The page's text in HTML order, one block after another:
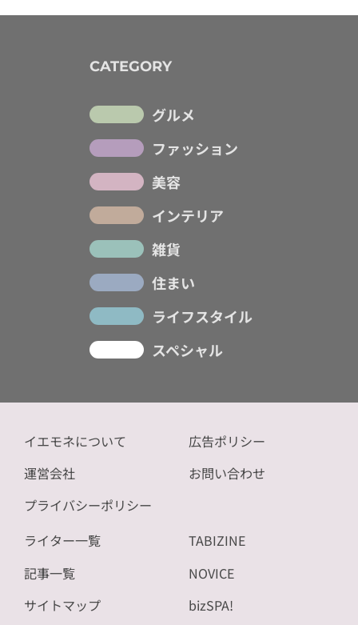
CATEGORY
グルメ
ファッション
美容
インテリア
雑貨
住まい
ライフスタイル
スペシャル
イエモネについて
運営会社
プライバシーポリシー
広告ポリシー
お問い合わせ
ライター一覧
記事一覧
サイトマップ
TABIZINE
NOVICE
bizSPA!